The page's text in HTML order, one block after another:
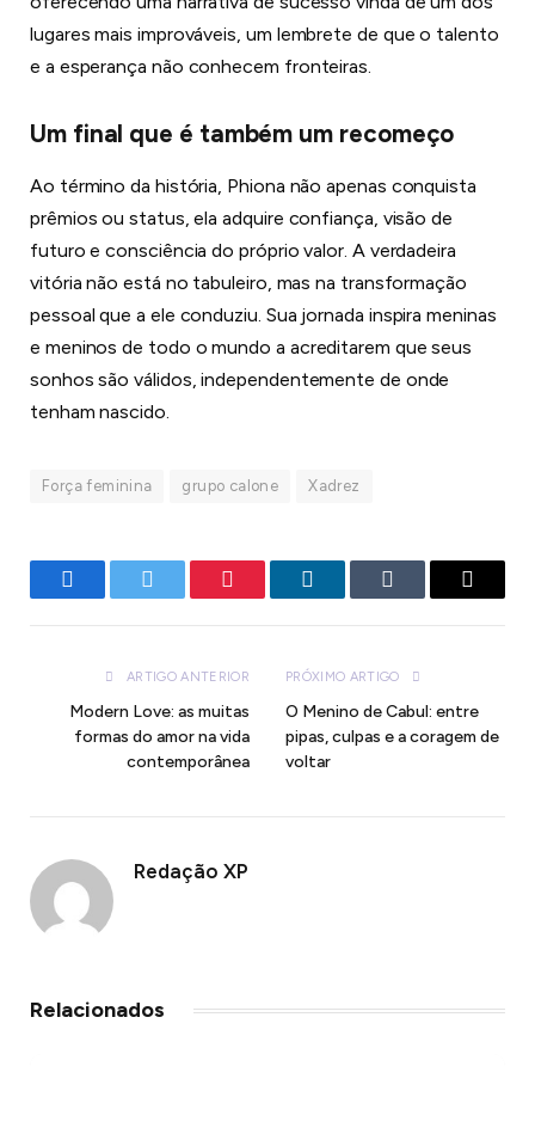
lugares mais improváveis, um lembrete de que o talento
e a esperança não conhecem fronteiras.
Um final que é também um recomeço
Ao término da história, Phiona não apenas conquista
prêmios ou status, ela adquire confiança, visão de
futuro e consciência do próprio valor. A verdadeira
vitória não está no tabuleiro, mas na transformação
pessoal que a ele conduziu. Sua jornada inspira meninas
e meninos de todo o mundo a acreditarem que seus
sonhos são válidos, independentemente de onde
tenham nascido.
Força feminina grupo calone Xadrez
FacebookTwitter Pinterest LinkedInTumblr
E-
ARTIGO ANTERIOR
Modern Love: as muitas
formas do amor na vida
contemporânea
PRÓXIMO ARTIGO
O Menino de Cabul: entre
pipas, culpas e a coragem de
voltar
Redação XP
Relacionados